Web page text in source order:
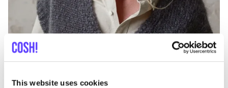
This website uses cookies